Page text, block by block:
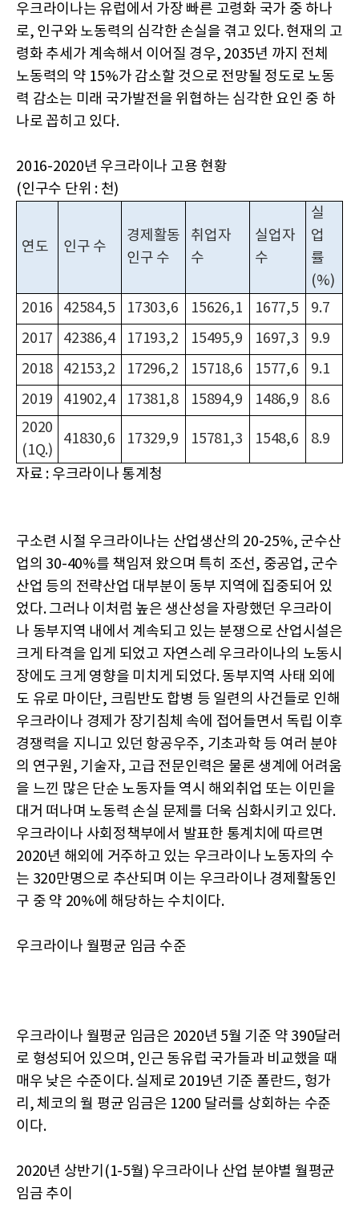
우크라이나는 유럽에서 가장 빠른 고령화 국가 중 하나
로, 인구와 노동력의 심각한 손실을 겪고 있다. 현재의 고
령화 추세가 계속해서 이어질 경우, 2035년 까지 전체
노동력의 약 15%가 감소할 것으로 전망될 정도로 노동
력 감소는 미래 국가발전을 위협하는 심각한 요인 중 하
나로 꼽히고 있다.
2016-2020년 우크라이나 고용 현황
(인구수 단위 : 천)
연도 인구 수
경제활동
인구 수
취업자
수
실업자
수
실
업
률
(%)
2016
42584,5 17303,6 15626,1 1677,5
9.7
2017
42386,4 17193,2 15495,9 1697,3
9.9
2018
42153,2 17296,2 15718,6 1577,6
9.1
2019
41902,4 17381,8 15894,9 1486,9
8.6
2020
(1Q.)
41830,6 17329,9 15781,3 1548,6 8.9
자료 : 우크라이나 통계청
구소련 시절 우크라이나는 산업생산의 20-25%, 군수산
업의 30-40%를 책임져 왔으며 특히 조선, 중공업, 군수
산업 등의 전략산업 대부분이 동부 지역에 집중되어 있
었다. 그러나 이처럼 높은 생산성을 자랑했던 우크라이
나 동부지역 내에서 계속되고 있는 분쟁으로 산업시설은
크게 타격을 입게 되었고 자연스레 우크라이나의 노동시
장에도 크게 영향을 미치게 되었다. 동부지역 사태 외에
도 유로 마이단, 크림반도 합병 등 일련의 사건들로 인해
우크라이나 경제가 장기침체 속에 접어들면서 독립 이후
경쟁력을 지니고 있던 항공우주, 기초과학 등 여러 분야
의 연구원, 기술자, 고급 전문인력은 물론 생계에 어려움
을 느낀 많은 단순 노동자들 역시 해외취업 또는 이민을
대거 떠나며 노동력 손실 문제를 더욱 심화시키고 있다.
우크라이나 사회정책부에서 발표한 통계치에 따르면
2020년 해외에 거주하고 있는 우크라이나 노동자의 수
는 320만명으로 추산되며 이는 우크라이나 경제활동인
구 중 약 20%에 해당하는 수치이다.
우크라이나 월평균 임금 수준
우크라이나 월평균 임금은 2020년 5월 기준 약 390달러
로 형성되어 있으며, 인근 동유럽 국가들과 비교했을 때
매우 낮은 수준이다. 실제로 2019년 기준 폴란드, 헝가
리, 체코의 월 평균 임금은 1200 달러를 상회하는 수준
이다.
2020년 상반기(1-5월) 우크라이나 산업 분야별 월평균
임금 추이